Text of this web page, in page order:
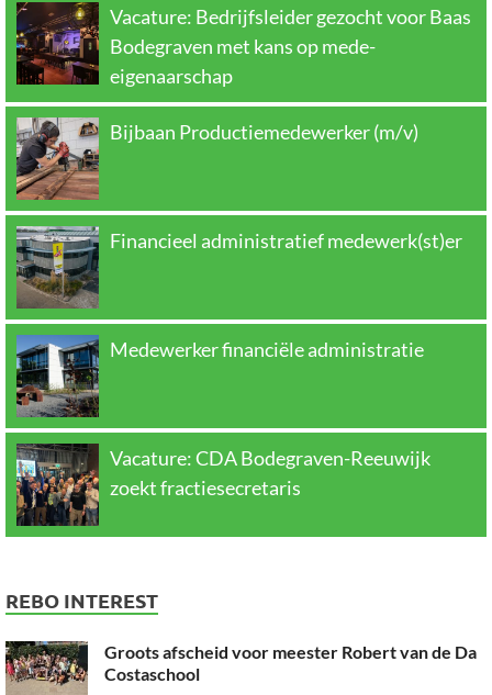
Vacature: Bedrijfsleider gezocht voor Baas
Bodegraven met kans op mede-
eigenaarschap
Bijbaan Productiemedewerker (m/v)
Financieel administratief medewerk(st)er
Medewerker financiële administratie
Vacature: CDA Bodegraven-Reeuwijk
zoekt fractiesecretaris
REBO INTEREST
Groots afscheid voor meester Robert van de Da
Costaschool